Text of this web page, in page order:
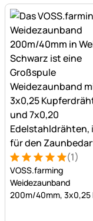
Bewertung: 5 von
1 Bewertung (1)
VOSS.farming
Weidezaunband
200m/40mm, 3x0,25